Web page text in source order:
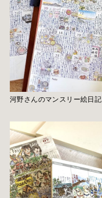
河野さんのマンスリー絵日記